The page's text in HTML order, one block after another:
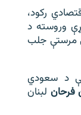
رکود،
وروسته د
مرستې جلب
د سعودي
فرحان لبنان